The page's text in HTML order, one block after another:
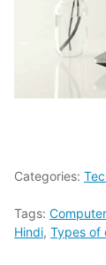
Categories:
Tags: Computer
Hindi, Types of